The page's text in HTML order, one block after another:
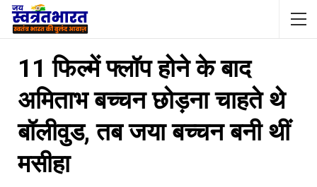
11 फिल्में फ्लॉप होने के बाद
अमिताभ बच्चन छोड़ना चाहते थे
बॉलीवुड, तब जया बच्चन बनी थीं
मसीहा